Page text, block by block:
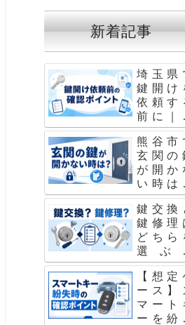
新着記事
埼玉県
鍵開け
依頼す
前に｜
金・作
内容・
意点を
張鍵屋
解説 2
熊谷市
玄関の
が開か
い時は
うする
無理に
ける前
確認ポ
ント 3
鍵交換
鍵修理
どちら
選ぶ
き？症
別に判
するポ
ント 7
【想定
ース】
マート
ーを紛